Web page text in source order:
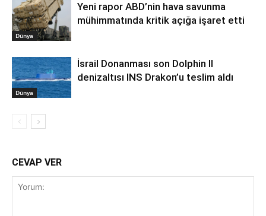
Dünya
Yeni rapor ABD’nin hava savunma
mühimmatında kritik açığa işaret etti
Dünya
İsrail Donanması son Dolphin II
denizaltısı INS Drakon’u teslim aldı
CEVAP VER